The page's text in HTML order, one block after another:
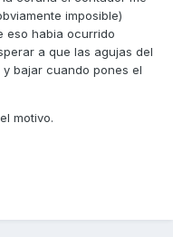
imposible)
eso habia ocurrido
a que las agujas del
bajar cuando pones el
motivo.